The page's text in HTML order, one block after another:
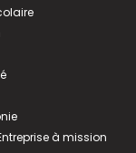
à mission